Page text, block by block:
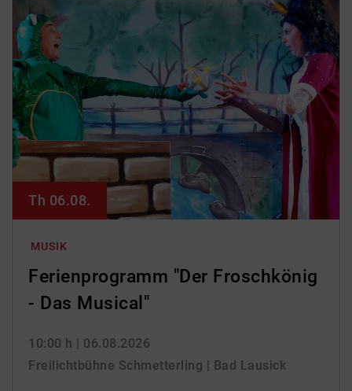
MUSIK
Ferienprogramm "Der Froschkönig
- Das Musical"
10:00 h | 06.08.2026
Freilichtbühne Schmetterling | Bad Lausick
Th 06.08.